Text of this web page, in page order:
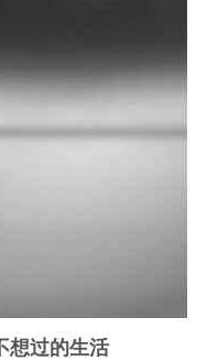
想过的生活